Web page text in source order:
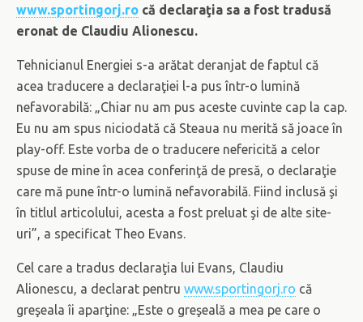
www.sportingorj.ro că declaraţia sa a fost tradusă
eronat de Claudiu Alionescu.
Tehnicianul Energiei s-a arătat deranjat de faptul că
acea traducere a declaraţiei l-a pus într-o lumină
nefavorabilă: „Chiar nu am pus aceste cuvinte cap la cap.
Eu nu am spus niciodată că Steaua nu merită să joace în
play-off. Este vorba de o traducere nefericită a celor
spuse de mine în acea conferinţă de presă, o declaraţie
care mă pune într-o lumină nefavorabilă. Fiind inclusă şi
în titlul articolului, acesta a fost preluat şi de alte site-
uri”, a specificat Theo Evans.
Cel care a tradus declaraţia lui Evans, Claudiu
Alionescu, a declarat pentru www.sportingorj.ro că
greşeala îi aparţine: „Este o greşeală a mea pe care o